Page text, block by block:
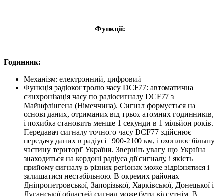
Функції:
Годинник:
Механізм: електронний, цифровий
Функція радіоконтролю часу DCF77: автоматична
синхронізація часу по радіосигналу DCF77 з
Майнфлінгена (Німеччина). Сигнал формується на
основі даних, отриманих від трьох атомних годинників,
і похибка становить менше 1 секунди в 1 мільйон років.
Передавач сигналу точного часу DCF77 здійснює
передачу даних в радіусі 1900-2100 км, і охоплює більшу
частину території України. Зверніть увагу, що Україна
знаходиться на кордоні радіуса дії сигналу, і якість
прийому сигналу в різних регіонах може відрізнятися і
залишатися нестабільною. В окремих районах
Дніпропетровської, Запорізької, Харківської, Донецької і
Луганської областей сигнал може бути відсутнім. В